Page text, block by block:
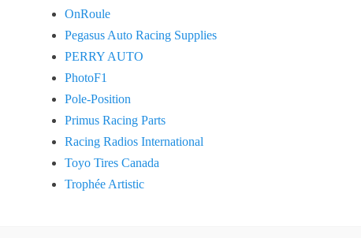
OnRoule
Pegasus Auto Racing Supplies
PERRY AUTO
PhotoF1
Pole-Position
Primus Racing Parts
Racing Radios International
Toyo Tires Canada
Trophée Artistic